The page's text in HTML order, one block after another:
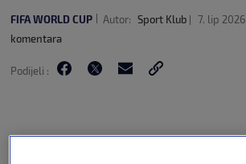
FIFA WORLD CUP Autor: Sport Klub 7. lip 2026
komentara
Podijeli :